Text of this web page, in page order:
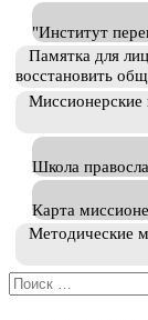
"Институт
Памятка для
восстановить
Школа
Карта
Методические
Искать: